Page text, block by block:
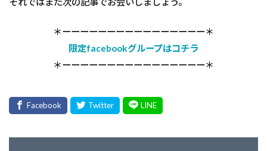
＊ーーーーーーーーーーーーーーーー＊
限定facebookグループはコチラ
＊ーーーーーーーーーーーーーーーー＊